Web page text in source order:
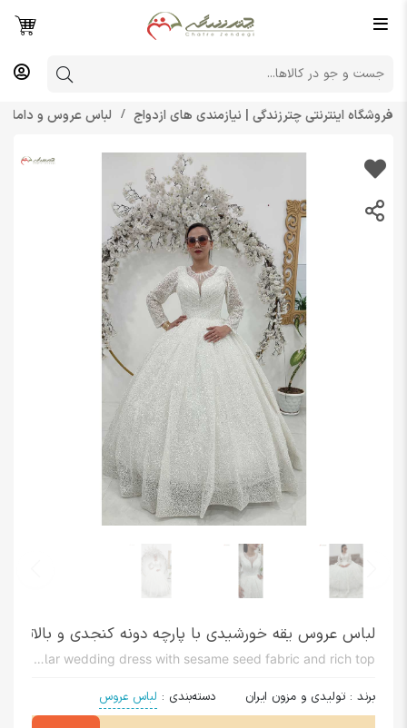
فروشگاه اینترنتی چترزندگی | نیازمندی های ازدواج لباس عروس و
لباس عروس یقه خورشیدی با پارچه دونه کنجدی و بالاته
Solar collar wedding dress with sesame seed fabric and rich top
برند : تولیدی و مزون ایران دسته‌بندی : لباس عروس